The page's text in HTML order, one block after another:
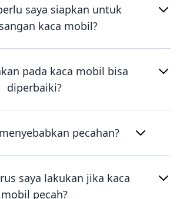
saya siapkan untuk
kaca mobil?
pada kaca mobil bisa
diperbaiki?
pecahan?
saya lakukan jika kaca
mobil pecah?